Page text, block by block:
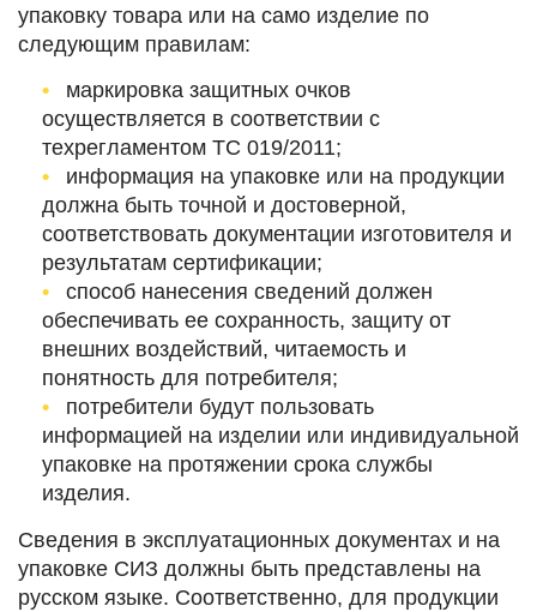
упаковку товара или на само изделие по
следующим правилам:
маркировка защитных очков
осуществляется в соответствии с
техрегламентом ТС 019/2011;
информация на упаковке или на продукции
должна быть точной и достоверной,
соответствовать документации изготовителя и
результатам сертификации;
способ нанесения сведений должен
обеспечивать ее сохранность, защиту от
внешних воздействий, читаемость и
понятность для потребителя;
потребители будут пользовать
информацией на изделии или индивидуальной
упаковке на протяжении срока службы
изделия.
Сведения в эксплуатационных документах и на
упаковке СИЗ должны быть представлены на
русском языке. Соответственно, для продукции